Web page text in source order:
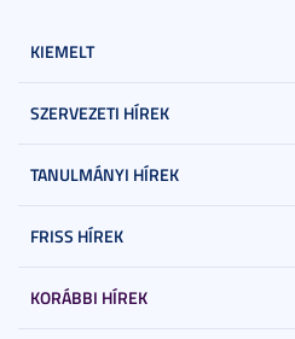
KIEMELT
SZERVEZETI HÍREK
TANULMÁNYI HÍREK
FRISS HÍREK
KORÁBBI HÍREK